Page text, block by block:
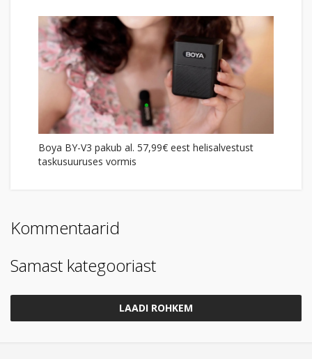
Boya BY-V3 pakub al. 57,99€ eest helisalvestust
taskusuuruses vormis
Kommentaarid
Samast kategooriast
LAADI ROHKEM